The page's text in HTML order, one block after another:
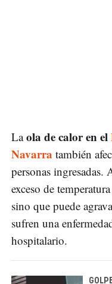
Laola de calor en el
Navarra también
personas
exceso de
sino que puede
sufren una
hospitalario.